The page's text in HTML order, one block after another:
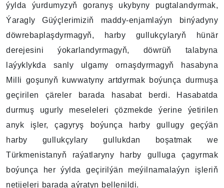
ýylda ýurdumyzyň goranyş ukybyny pugtalandyrmak,
Ýaragly Güýçlerimiziň maddy-enjamlaýyn binýadyny
döwrebaplaşdyrmagyň, harby gullukçylaryň hünär
derejesini ýokarlandyrmagyň, döwrüň talabyna
laýyklykda sanly ulgamy ornaşdyrmagyň hasabyna
Milli goşunyň kuwwatyny artdyrmak boýunça durmuşa
geçirilen çäreler barada hasabat berdi. Hasabatda
durmuş ugurly meseleleri çözmekde ýerine ýetirilen
anyk işler, çagyryş boýunça harby gullugy geçýän
harby gullukçylary gullukdan boşatmak we
Türkmenistanyň raýatlaryny harby gulluga çagyrmak
boýunça her ýylda geçirilýän meýilnamalaýyn işleriň
netijeleri barada aýratyn bellenildi.